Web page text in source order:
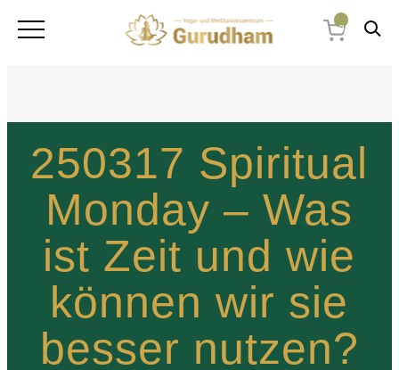
0
250317 Spiritual
Monday – Was
ist Zeit und wie
können wir sie
besser nutzen?